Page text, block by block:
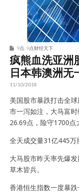
9点 9点财经天下
疯熊血洗亚洲
日本韩澳洲无
11/10/2018
美国股市暴跌打击全
市一泻如注，大马富
26.69点，险守1700点
全天成交量31亿445万
大马股市昨天率先爆
草木皆兵。
香港恒生指数一度暴